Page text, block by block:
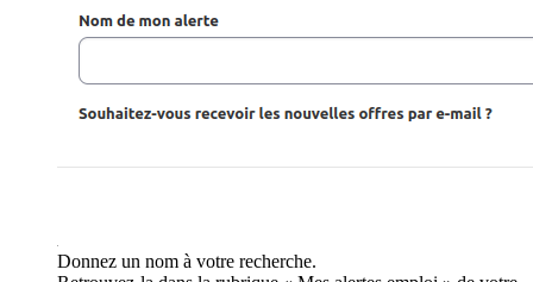
Donnez un nom à votre recherche.